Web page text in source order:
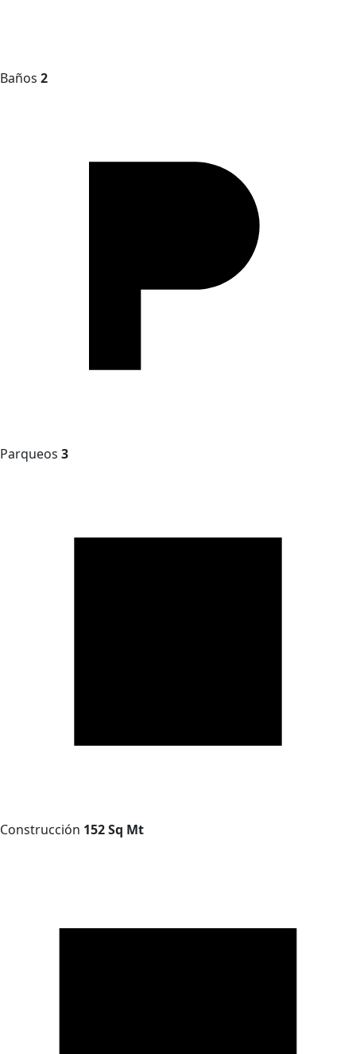
Baños 2
Parqueos 3
Construcción 152 Sq Mt